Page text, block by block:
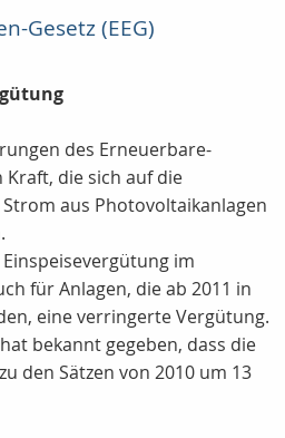
Gesetz (EEG)
des Erneuerbare-
Kraft, die sich auf die
aus Photovoltaikanlagen
im
für Anlagen, die ab 2011 in
eine verringerte Vergütung.
bekannt gegeben, dass die
den Sätzen von 2010 um 13